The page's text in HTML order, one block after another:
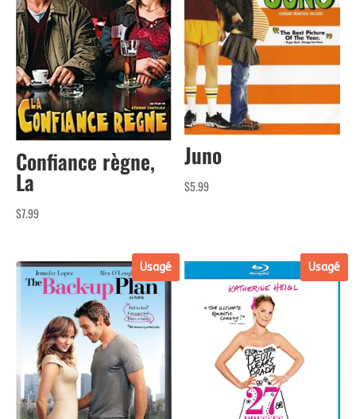
Confiance règne,
La
$7.99
Juno
$5.99
Usagé Usagé